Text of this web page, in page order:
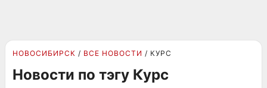
НОВОСИБИРСК ВСЕ НОВОСТИ КУРС
Новости по тэгу Курс